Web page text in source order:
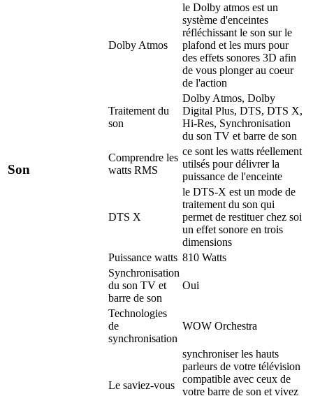
Son
Dolby Atmos
le Dolby atmos est un
système d'enceintes
réfléchissant le son sur le
plafond et les murs pour
des effets sonores 3D afin
de vous plonger au coeur
de l'action
Traitement du
son
Dolby Atmos, Dolby
Digital Plus, DTS, DTS X,
Hi-Res, Synchronisation
du son TV et barre de son
Comprendre les
watts RMS
ce sont les watts réellement
utilsés pour délivrer la
puissance de l'enceinte
DTS X
le DTS-X est un mode de
traitement du son qui
permet de restituer chez soi
un effet sonore en trois
dimensions
Puissance watts 810 Watts
Synchronisation
du son TV et
barre de son
Oui
Technologies
de
synchronisation
WOW Orchestra
Le saviez-vous
synchroniser les hauts
parleurs de votre télévision
compatible avec ceux de
votre barre de son et vivez